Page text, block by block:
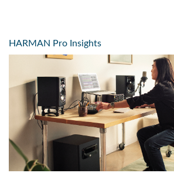
HARMAN Pro Insights